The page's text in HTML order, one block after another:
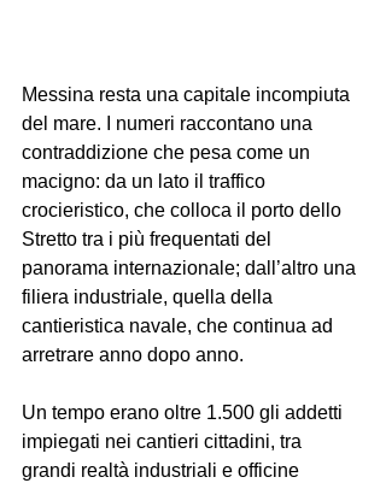
Messina resta una capitale incompiuta
del mare. I numeri raccontano una
contraddizione che pesa come un
macigno: da un lato il traffico
crocieristico, che colloca il porto dello
Stretto tra i più frequentati del
panorama internazionale; dall’altro una
filiera industriale, quella della
cantieristica navale, che continua ad
arretrare anno dopo anno.
Un tempo erano oltre 1.500 gli addetti
impiegati nei cantieri cittadini, tra
grandi realtà industriali e officine